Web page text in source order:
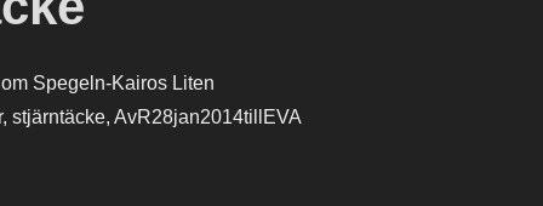
Spegeln-Kairos Liten
stjärntäcke, AvR28jan2014tillEVA